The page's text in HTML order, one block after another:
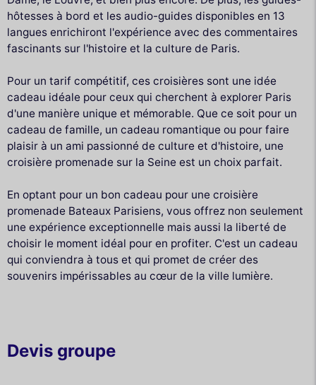
hôtesses à bord et les audio-guides disponibles en 13
langues enrichiront l'expérience avec des commentaires
fascinants sur l'histoire et la culture de Paris.
Pour un tarif compétitif, ces croisières sont une idée
cadeau idéale pour ceux qui cherchent à explorer Paris
d'une manière unique et mémorable. Que ce soit pour un
cadeau de famille, un cadeau romantique ou pour faire
plaisir à un ami passionné de culture et d'histoire, une
croisière promenade sur la Seine est un choix parfait.
En optant pour un bon cadeau pour une croisière
promenade Bateaux Parisiens, vous offrez non seulement
une expérience exceptionnelle mais aussi la liberté de
choisir le moment idéal pour en profiter. C'est un cadeau
qui conviendra à tous et qui promet de créer des
souvenirs impérissables au cœur de la ville lumière.
Devis groupe